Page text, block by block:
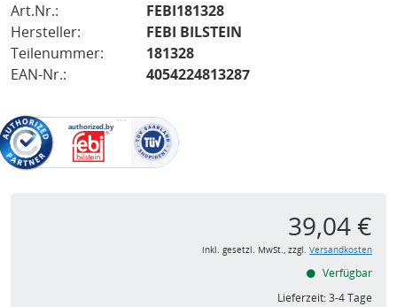
Art.Nr.:
FEBI181328
Hersteller:
FEBI BILSTEIN
Teilenummer:
181328
EAN-Nr.:
4054224813287
39,04 €
inkl. gesetzl. MwSt., zzgl. Versandkosten
Verfügbar
Lieferzeit:3-4 Tage